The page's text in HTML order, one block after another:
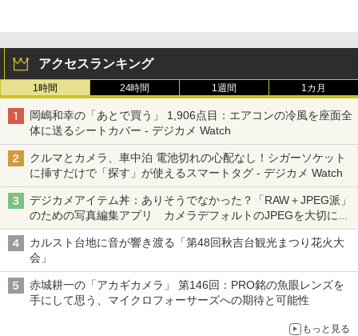
アクセスランキング
1時間 24時間 1週間 1カ月
岡嶋和幸の「あとで買う」 1,906点目：エアコンの冷風を座面全
体に送るシートカバー - デジカメ Watch
クルマとカメラ、車中泊 電池切れの心配なし！シガーソケット
に挿すだけで「探す」が使えるスマートタグ - デジカメ Watch
デジカメアイテム丼：ありそうでなかった？「RAW＋JPEG派」
のための写真編集アプリ カメラデフォルトのJPEGを大切にす
る「Filmator」
カルスト台地に音が響き渡る「第48回秋吉台観光まつり花火大
会」
赤城耕一の「アカギカメラ」 第146回：PRO銘の魚眼レンズを
手にして思う、マイクロフォーサーズへの期待と可能性
もっと見る